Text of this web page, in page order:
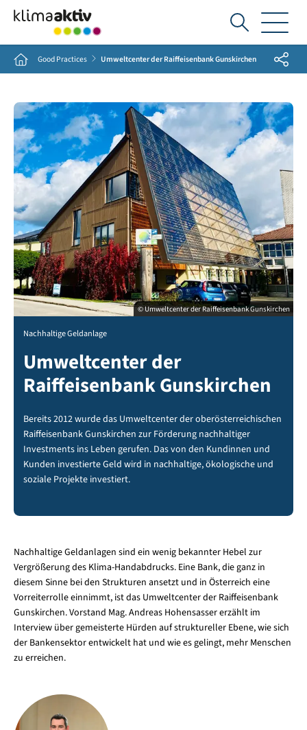
Ich
suche...
Home Good Practices Umweltcenter der Raiffeisenbank Gunskirchen Share
© Umweltcenter der Raiffeisenbank Gunskirchen
Nachhaltige Geldanlage
Umweltcenter der
Raiffeisenbank Gunskirchen
Bereits 2012 wurde das Umweltcenter der oberösterreichischen
Raiffeisenbank Gunskirchen zur Förderung nachhaltiger
Investments ins Leben gerufen. Das von den Kundinnen und
Kunden investierte Geld wird in nachhaltige, ökologische und
soziale Projekte investiert.
Nachhaltige Geldanlagen sind ein wenig bekannter Hebel zur
Vergrößerung des Klima-Handabdrucks. Eine Bank, die ganz in
diesem Sinne bei den Strukturen ansetzt und in Österreich eine
Vorreiterrolle einnimmt, ist das Umweltcenter der Raiffeisenbank
Gunskirchen. Vorstand Mag. Andreas Hohensasser erzählt im
Interview über gemeisterte Hürden auf struktureller Ebene, wie sich
der Bankensektor entwickelt hat und wie es gelingt, mehr Menschen
zu erreichen.